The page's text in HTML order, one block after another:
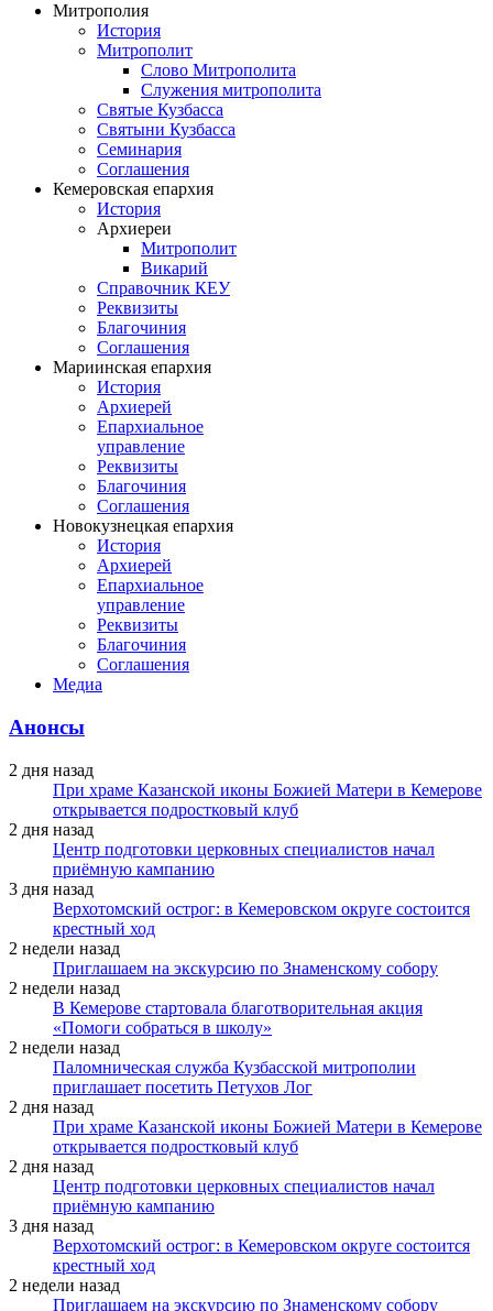
Митрополия
История
Митрополит
Слово Митрополита
Служения митрополита
Святые Кузбасса
Святыни Кузбасса
Семинария
Соглашения
Кемеровская епархия
История
Архиереи
Митрополит
Викарий
Справочник КЕУ
Реквизиты
Благочиния
Соглашения
Мариинская епархия
История
Архиерей
Епархиальное
управление
Реквизиты
Благочиния
Соглашения
Новокузнецкая епархия
История
Архиерей
Епархиальное
управление
Реквизиты
Благочиния
Соглашения
Медиа
Анонсы
2 дня назад
При храме Казанской иконы Божией Матери в Кемерове
открывается подростковый клуб
2 дня назад
Центр подготовки церковных специалистов начал
приёмную кампанию
3 дня назад
Верхотомский острог: в Кемеровском округе состоится
крестный ход
2 недели назад
Приглашаем на экскурсию по Знаменскому собору
2 недели назад
В Кемерове стартовала благотворительная акция
«Помоги собраться в школу»
2 недели назад
Паломническая служба Кузбасской митрополии
приглашает посетить Петухов Лог
2 дня назад
При храме Казанской иконы Божией Матери в Кемерове
открывается подростковый клуб
2 дня назад
Центр подготовки церковных специалистов начал
приёмную кампанию
3 дня назад
Верхотомский острог: в Кемеровском округе состоится
крестный ход
2 недели назад
Приглашаем на экскурсию по Знаменскому собору